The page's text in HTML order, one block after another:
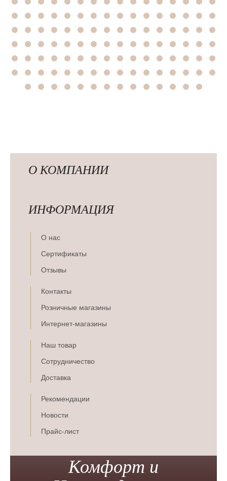
О КОМПАНИИ
ИНФОРМАЦИЯ
О нас
Сертификаты
Отзывы
Контакты
Розничные магазины
Интернет-магазины
Наш товар
Сотрудничество
Доставка
Рекомендации
Новости
Прайс-лист
Комфорт и